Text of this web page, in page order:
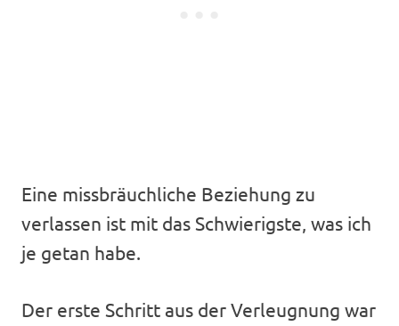
Eine missbräuchliche Beziehung zu
verlassen ist mit das Schwierigste, was ich
je getan habe.
Der erste Schritt aus der Verleugnung war